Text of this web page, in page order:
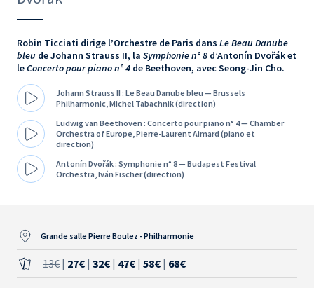
Robin Ticciati dirige l’Orchestre de Paris dans Le Beau Danube
bleu de Johann Strauss II, la Symphonie n° 8 d’Antonín Dvořák et
leConcerto pour piano n° 4 de Beethoven, avec Seong-Jin Cho.
Johann Strauss II : Le Beau Danube bleu — Brussels
Philharmonic, Michel Tabachnik (direction)
Ludwig van Beethoven : Concerto pour piano n° 4 — Chamber
Orchestra of Europe, Pierre-Laurent Aimard (piano et
direction)
Antonín Dvořák : Symphonie n° 8 — Budapest Festival
Orchestra, Iván Fischer (direction)
Grande salle Pierre Boulez - Philharmonie
13€ | 27€ | 32€ | 47€ | 58€ | 68€